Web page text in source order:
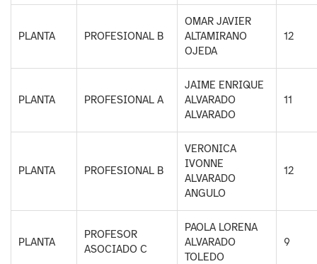
PLANTA PROFESIONAL B
OMAR JAVIER
ALTAMIRANO
OJEDA
12
PLANTA PROFESIONAL A
JAIME ENRIQUE
ALVARADO
ALVARADO
11
PLANTA PROFESIONAL B
VERONICA
IVONNE
ALVARADO
ANGULO
12
PLANTA
PROFESOR
ASOCIADO C
PAOLA LORENA
ALVARADO
TOLEDO
9